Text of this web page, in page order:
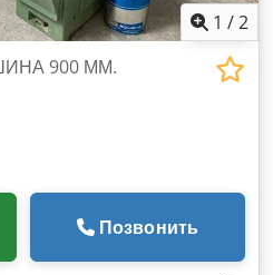
1 /2
900 ММ.
Позвонить